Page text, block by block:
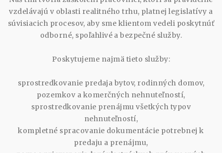
vzdelávajú v oblasti realitného trhu, platnej legislatívy a
súvisiacich procesov, aby sme klientom vedeli poskytnúť
odborné, spoľahlivé a bezpečné služby.
Poskytujeme najmä tieto služby:
sprostredkovanie predaja bytov, rodinných domov,
pozemkov a komerčných nehnuteľností,
sprostredkovanie prenájmu všetkých typov
nehnuteľností,
kompletné spracovanie dokumentácie potrebnej k
predaju a prenájmu,